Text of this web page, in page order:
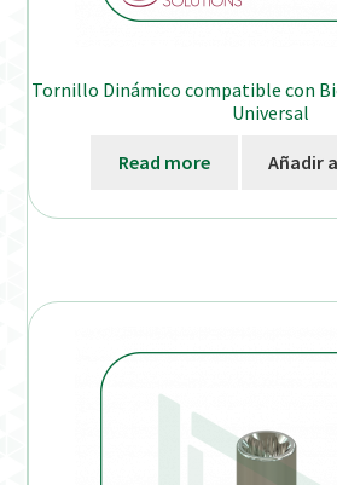
Tornillo Dinámico compatible con
Universal
Read more Añadir